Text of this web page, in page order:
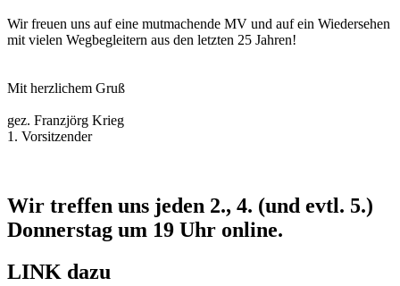
Wir freuen uns auf eine mutmachende MV und auf ein Wiedersehen
mit vielen Wegbegleitern aus den letzten 25 Jahren!
Mit herzlichem Gruß
gez. Franzjörg Krieg
1. Vorsitzender
Wir treffen uns jeden 2., 4. (und evtl. 5.)
Donnerstag um 19 Uhr online.
LINK dazu